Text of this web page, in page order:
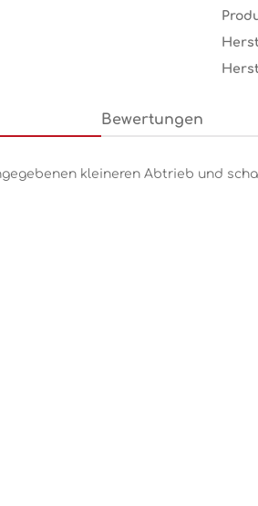
Bewertungen
kleineren Abtrieb und